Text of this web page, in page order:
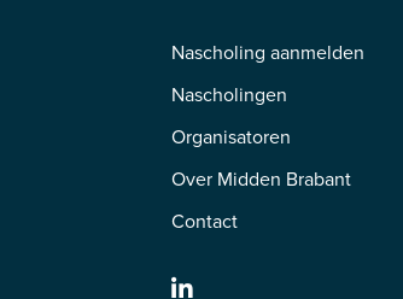
Nascholing aanmelden
Nascholingen
Organisatoren
Over Midden Brabant
Contact